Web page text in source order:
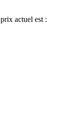
actuel est :